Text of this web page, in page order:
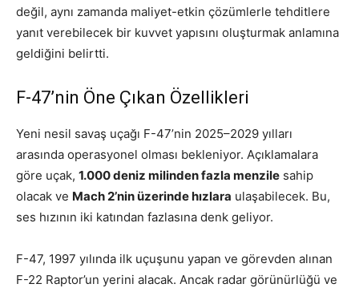
değil, aynı zamanda maliyet-etkin çözümlerle tehditlere
yanıt verebilecek bir kuvvet yapısını oluşturmak anlamına
geldiğini belirtti.
F-47’nin Öne Çıkan Özellikleri
Yeni nesil savaş uçağı F-47’nin 2025–2029 yılları
arasında operasyonel olması bekleniyor. Açıklamalara
göre uçak, 1.000 deniz milinden fazla menzile sahip
olacak ve Mach 2’nin üzerinde hızlara ulaşabilecek. Bu,
ses hızının iki katından fazlasına denk geliyor.
F-47, 1997 yılında ilk uçuşunu yapan ve görevden alınan
F-22 Raptor’un yerini alacak. Ancak radar görünürlüğü ve